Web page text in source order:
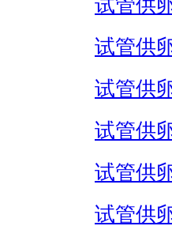
试管供
试管供
试管供
试管供
试管供
试管供